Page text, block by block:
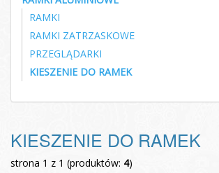
RAMKI
RAMKI ZATRZASKOWE
PRZEGLĄDARKI
KIESZENIE DO RAMEK
KIESZENIE DO RAMEK
strona 1 z 1 (produktów: 4)